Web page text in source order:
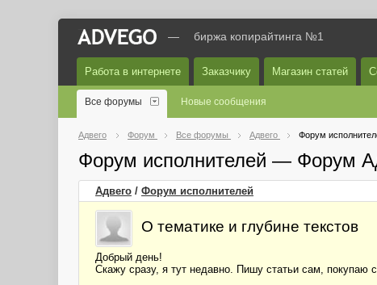
— биржа копирайтинга №1
Работа в интернете Заказчику Магазин статей
Все форумы Новые сообщения
Адвего Форум Все форумы Адвего Форум
Форум исполнителей — Форум
Адвего / Форум исполнителей
О тематике и глубине текстов
Добрый день!
Скажу сразу, я тут недавно. Пишу статьи сам, покупаю